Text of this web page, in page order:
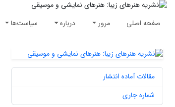
صفحه اصلی مرور درباره سیاست‌ها
مقالات آماده انتشار
شماره جاری